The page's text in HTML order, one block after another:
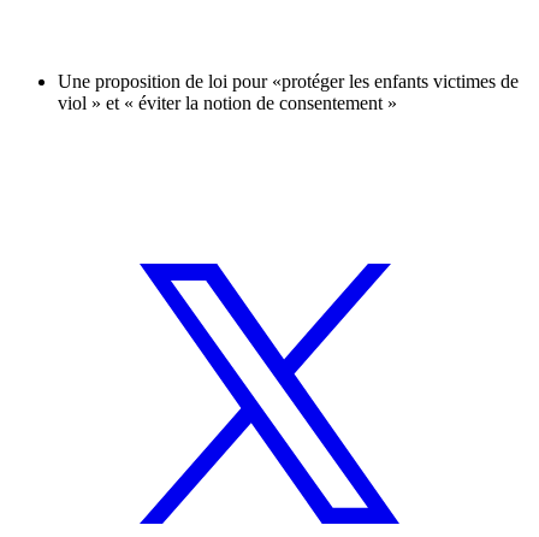
Une proposition de loi pour «protéger les enfants victimes de
viol » et « éviter la notion de consentement »